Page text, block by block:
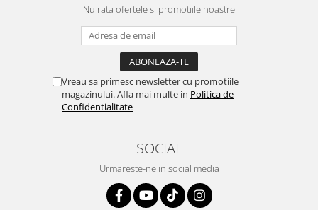
Nu rata ofertele si promotiile noastre
Vreau sa primesc newsletter cu promotiile
magazinului. Afla mai multe in Politica de
Confidentialitate
SOCIAL
Urmareste-ne in social media